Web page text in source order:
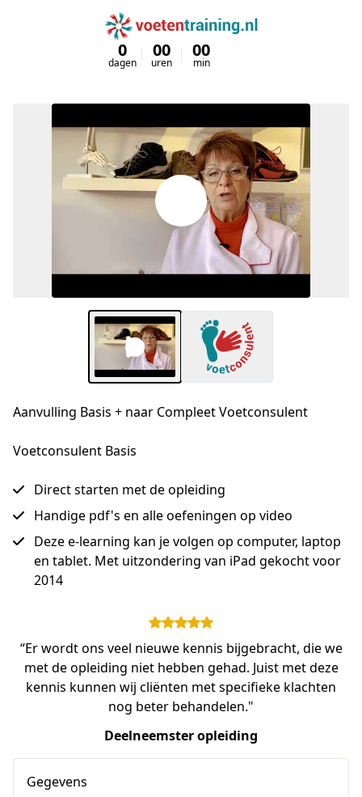
0
dagen
00
uren
00
min
Aanvulling Basis + naar Compleet Voetconsulent
Voetconsulent Basis
Direct starten met de opleiding
Handige pdf's en alle oefeningen op video
Deze e-learning kan je volgen op computer, laptop
en tablet. Met uitzondering van iPad gekocht voor
2014
“Er wordt ons veel nieuwe kennis bijgebracht, die we
met de opleiding niet hebben gehad. Juist met deze
kennis kunnen wij cliënten met specifieke klachten
nog beter behandelen."
Deelneemster opleiding
Gegevens